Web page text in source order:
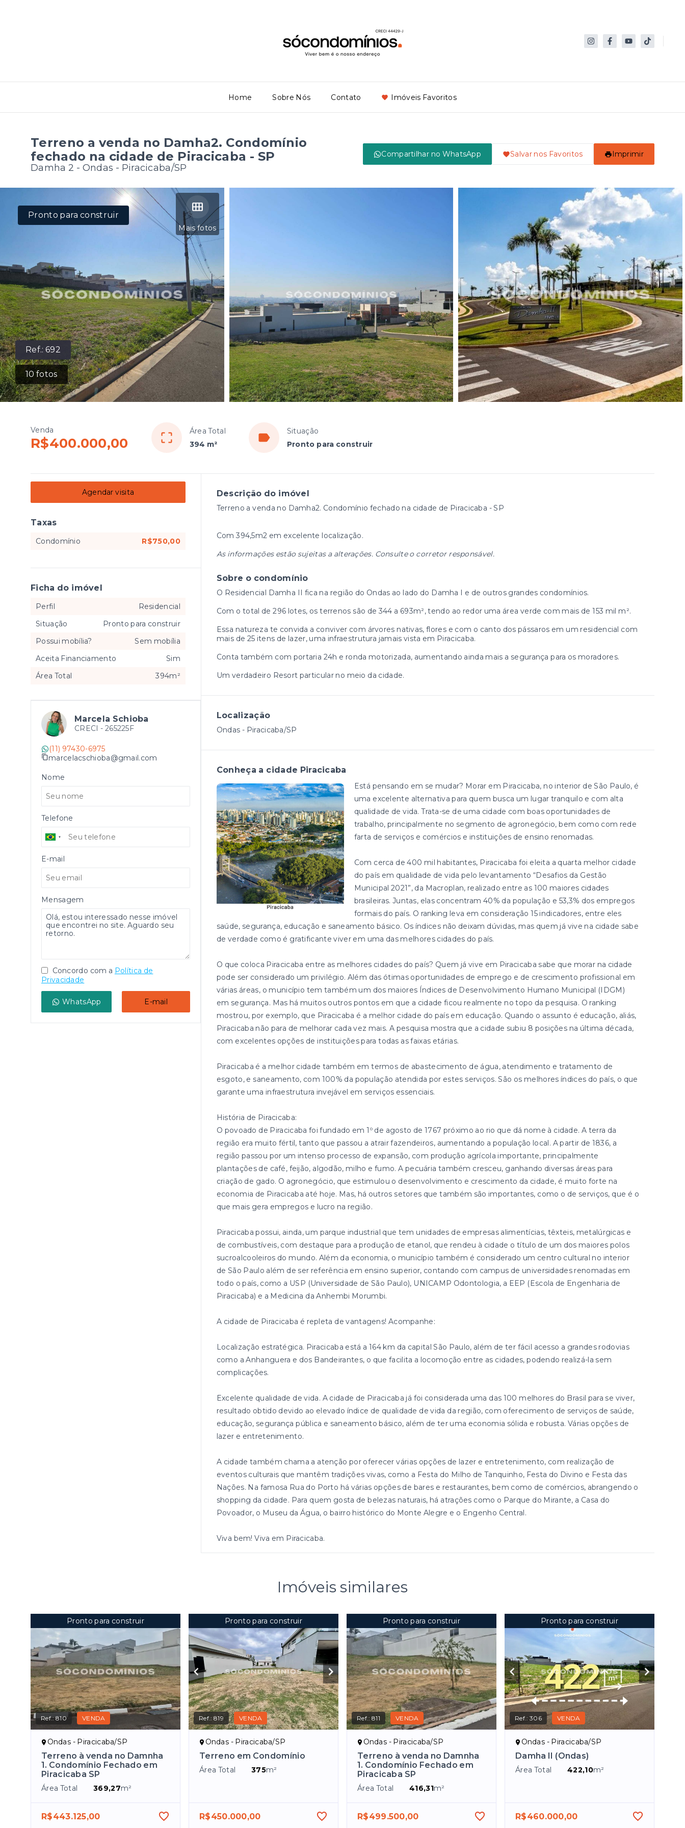
Home Sobre Nós Contato Imóveis Favoritos
Terreno a venda no Damha2. Condomínio
fechado na cidade de Piracicaba - SP
Damha 2 - Ondas - Piracicaba/SP
Compartilhar no WhatsApp Salvar nos Favoritos Imprimir
Ref.:692
10fotos
Mais fotos
Pronto para construir
Venda
R$400.000,00
Área Total
394 m²
Situação
Pronto para construir
Descrição do imóvel
Terreno a venda no Damha2. Condomínio fechado na cidade de Piracicaba - SP
Com 394,5m2 em excelente localização.
As informações estão sujeitas a alterações. Consulte o corretor responsável.
Sobre o condomínio
O Residencial Damha II fica na região do Ondas ao lado do Damha I e de outros grandes condomínios.
Com o total de 296 lotes, os terrenos são de 344 a 693m², tendo ao redor uma área verde com mais de 153 mil m².
Essa natureza te convida a conviver com árvores nativas, flores e com o canto dos pássaros em um residencial com
mais de 25 itens de lazer, uma infraestrutura jamais vista em Piracicaba.
Conta também com portaria 24h e ronda motorizada, aumentando ainda mais a segurança para os moradores.
Um verdadeiro Resort particular no meio da cidade.
Localização
Ondas - Piracicaba/SP
Conheça a cidade Piracicaba
Está pensando em se mudar? Morar em Piracicaba, no interior de São Paulo, é
uma excelente alternativa para quem busca um lugar tranquilo e com alta
qualidade de vida. Trata-se de uma cidade com boas oportunidades de
trabalho, principalmente no segmento de agronegócio, bem como com rede
farta de serviços e comércios e instituições de ensino renomadas.
Com cerca de 400 mil habitantes, Piracicaba foi eleita a quarta melhor cidade
do país em qualidade de vida pelo levantamento “Desafios da Gestão
Municipal 2021”, da Macroplan, realizado entre as 100 maiores cidades
brasileiras. Juntas, elas concentram 40% da população e 53,3% dos empregos
formais do país. O ranking leva em consideração 15 indicadores, entre eles
saúde, segurança, educação e saneamento básico. Os índices não deixam dúvidas, mas quem já vive na cidade sabe
de verdade como é gratificante viver em uma das melhores cidades do país.
O que coloca Piracicaba entre as melhores cidades do país? Quem já vive em Piracicaba sabe que morar na cidade
pode ser considerado um privilégio. Além das ótimas oportunidades de emprego e de crescimento profissional em
várias áreas, o município tem também um dos maiores Índices de Desenvolvimento Humano Municipal (IDGM)
em segurança. Mas há muitos outros pontos em que a cidade ficou realmente no topo da pesquisa. O ranking
mostrou, por exemplo, que Piracicaba é a melhor cidade do país em educação. Quando o assunto é educação, aliás,
Piracicaba não para de melhorar cada vez mais. A pesquisa mostra que a cidade subiu 8 posições na última década,
com excelentes opções de instituições para todas as faixas etárias.
Piracicaba é a melhor cidade também em termos de abastecimento de água, atendimento e tratamento de
esgoto, e saneamento, com 100% da população atendida por estes serviços. São os melhores índices do país, o que
garante uma infraestrutura invejável em serviços essenciais.
História de Piracicaba:
O povoado de Piracicaba foi fundado em 1º de agosto de 1767 próximo ao rio que dá nome à cidade. A terra da
região era muito fértil, tanto que passou a atrair fazendeiros, aumentando a população local. A partir de 1836, a
região passou por um intenso processo de expansão, com produção agrícola importante, principalmente
plantações de café, feijão, algodão, milho e fumo. A pecuária também cresceu, ganhando diversas áreas para
criação de gado. O agronegócio, que estimulou o desenvolvimento e crescimento da cidade, é muito forte na
economia de Piracicaba até hoje. Mas, há outros setores que também são importantes, como o de serviços, que é o
que mais gera empregos e lucro na região.
Piracicaba possui, ainda, um parque industrial que tem unidades de empresas alimentícias, têxteis, metalúrgicas e
de combustíveis, com destaque para a produção de etanol, que rendeu à cidade o título de um dos maiores polos
sucroalcooleiros do mundo. Além da economia, o município também é considerado um centro cultural no interior
de São Paulo além de ser referência em ensino superior, contando com campus de universidades renomadas em
todo o país, como a USP (Universidade de São Paulo), UNICAMP Odontologia, a EEP (Escola de Engenharia de
Piracicaba) e a Medicina da Anhembi Morumbi.
A cidade de Piracicaba é repleta de vantagens! Acompanhe:
Localização estratégica. Piracicaba está a 164 km da capital São Paulo, além de ter fácil acesso a grandes rodovias
como a Anhanguera e dos Bandeirantes, o que facilita a locomoção entre as cidades, podendo realizá-la sem
complicações.
Excelente qualidade de vida. A cidade de Piracicaba já foi considerada uma das 100 melhores do Brasil para se viver,
resultado obtido devido ao elevado índice de qualidade de vida da região, com oferecimento de serviços de saúde,
educação, segurança pública e saneamento básico, além de ter uma economia sólida e robusta. Várias opções de
lazer e entretenimento.
A cidade também chama a atenção por oferecer várias opções de lazer e entretenimento, com realização de
eventos culturais que mantêm tradições vivas, como a Festa do Milho de Tanquinho, Festa do Divino e Festa das
Nações. Na famosa Rua do Porto há várias opções de bares e restaurantes, bem como de comércios, abrangendo o
shopping da cidade. Para quem gosta de belezas naturais, há atrações como o Parque do Mirante, a Casa do
Povoador, o Museu da Água, o bairro histórico do Monte Alegre e o Engenho Central.
Viva bem! Viva em Piracicaba.
Agendar visita
Taxas
Condomínio R$750,00
Ficha do imóvel
Perfil
Residencial
Situação
Pronto para construir
Possui mobília?
Sem mobília
Aceita Financiamento
Sim
Área Total
394m²
Marcela Schioba
CRECI - 265225F
(11) 97430-6975
marcelacschioba@gmail.com
Nome
Telefone
E-mail
Mensagem
Concordo com a Política de
Privacidade
WhatsApp E-mail
Imóveis similares
Pronto para construir
Ref.:810 VENDA
Ondas - Piracicaba/SP
Terreno à venda no Damnha
1. Condomínio Fechado em
Piracicaba SP
Área Total 369,27m²
R$443.125,00
Pronto para construir
Ref.:819 VENDA
Ondas - Piracicaba/SP
Terreno em Condomínio
Área Total 375m²
R$450.000,00
Pronto para construir
Ref.:811 VENDA
Ondas - Piracicaba/SP
Terreno à venda no Damnha
1. Condomínio Fechado em
Piracicaba SP
Área Total 416,31m²
R$499.500,00
Pronto para construir
Ref.:306 VENDA
Ondas - Piracicaba/SP
Damha II (Ondas)
Área Total 422,10m²
R$460.000,00